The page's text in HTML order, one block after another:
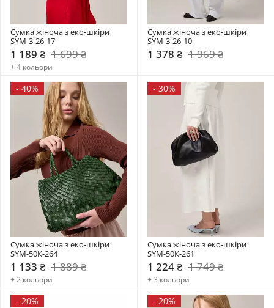
Сумка жіноча з еко-шкіри
SYM-3-26-17
1 189 ₴ 1 699 ₴
+ 4 кольори
Сумка жіноча з еко-шкіри
SYM-3-26-10
1 378 ₴ 1 969 ₴
- 40%
Сумка жіноча з еко-шкіри
SYM-50К-264
1 133 ₴ 1 889 ₴
+ 2 кольори
- 30%
Сумка жіноча з еко-шкіри
SYM-50К-261
1 224 ₴ 1 749 ₴
+ 3 кольори
- 20% - 20%